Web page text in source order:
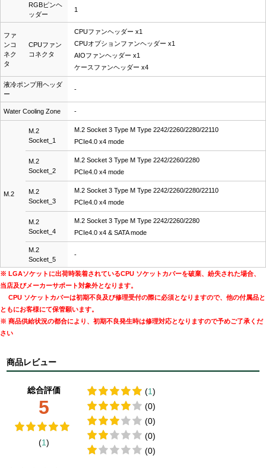
RGBピンヘ
ッダー
1
ファ
ンコ
ネク
タ
CPUファン
コネクタ
CPUファンヘッダー x1
CPUオプションファンヘッダー x1
AIOファンヘッダー x1
ケースファンヘッダー x4
液冷ポンプ用ヘッダ
ー
-
Water Cooling Zone -
M.2
M.2
Socket_1
M.2 Socket 3 Type M Type 2242/2260/2280/22110
PCIe4.0 x4 mode
M.2
Socket_2
M.2 Socket 3 Type M Type 2242/2260/2280
PCIe4.0 x4 mode
M.2
Socket_3
M.2 Socket 3 Type M Type 2242/2260/2280/22110
PCIe4.0 x4 mode
M.2
Socket_4
M.2 Socket 3 Type M Type 2242/2260/2280
PCIe4.0 x4 & SATA mode
M.2
Socket_5
-
※ LGAソケットに出荷時装着されているCPU ソケットカバーを破棄、紛失された場合、
当店及びメーカーサポート対象外となります。
CPU ソケットカバーは初期不良及び修理受付の際に必須となりますので、他の付属品と
ともにお客様にて保管願います。
※ 商品供給状況の都合により、初期不良発生時は修理対応となりますので予めご了承くだ
さい
商品レビュー
総合評価
5
(1)
(1)
(0)
(0)
(0)
(0)